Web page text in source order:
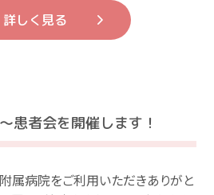
詳しく見る
者会を開催します！
属病院をご利用いただきありがと